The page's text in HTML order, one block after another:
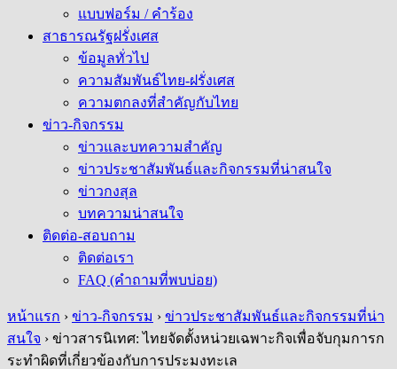
แบบฟอร์ม / คำร้อง
สาธารณรัฐฝรั่งเศส
ข้อมูลทั่วไป
ความสัมพันธ์ไทย-ฝรั่งเศส
ความตกลงที่สำคัญกับไทย
ข่าว-กิจกรรม
ข่าวและบทความสำคัญ
ข่าวประชาสัมพันธ์และกิจกรรมที่น่าสนใจ
ข่าวกงสุล
บทความน่าสนใจ
ติดต่อ-สอบถาม
ติดต่อเรา
FAQ (คำถามที่พบบ่อย)
หน้าแรก › ข่าว-กิจกรรม › ข่าวประชาสัมพันธ์และกิจกรรมที่น่า
สนใจ › ข่าวสารนิเทศ: ไทยจัดตั้งหน่วยเฉพาะกิจเพื่อจับกุมการก
ระทำผิดที่เกี่ยวข้องกับการประมงทะเล